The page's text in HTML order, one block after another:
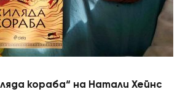
кораба“ на Натали Хейнс